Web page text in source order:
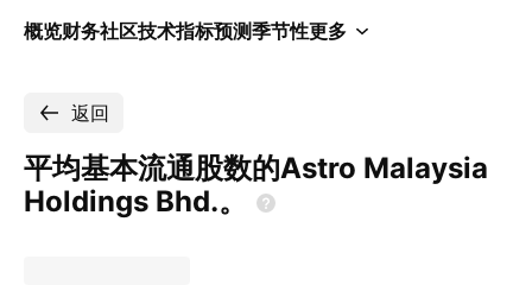
概览财务社区技术指标预测季节性更多
返回
平均基本流通股数的Astro Malaysia
Holdings Bhd.。